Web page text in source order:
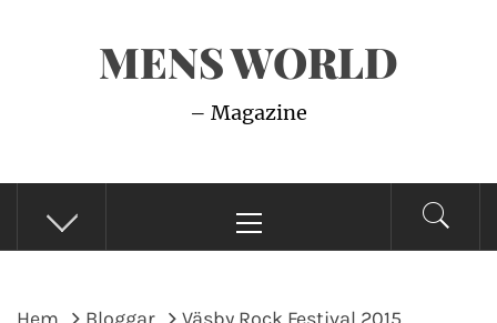
MENS WORLD
– Magazine
meny